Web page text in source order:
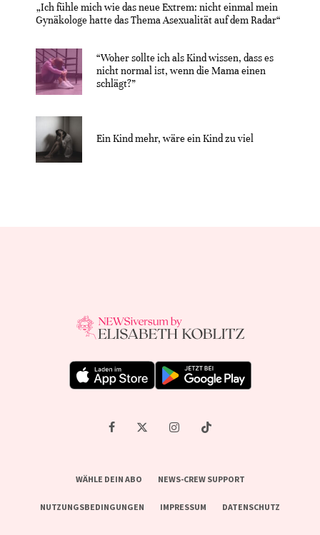
„Ich fühle mich wie das neue Extrem: nicht einmal mein
Gynäkologe hatte das Thema Asexualität auf dem Radar“
“Woher sollte ich als Kind wissen, dass es
nicht normal ist, wenn die Mama einen
schlägt?”
Ein Kind mehr, wäre ein Kind zu viel
WÄHLE DEIN ABO NEWS-CREW SUPPORT
NUTZUNGSBEDINGUNGEN IMPRESSUM DATENSCHUTZ